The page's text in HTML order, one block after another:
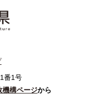
番1号
機構ページから